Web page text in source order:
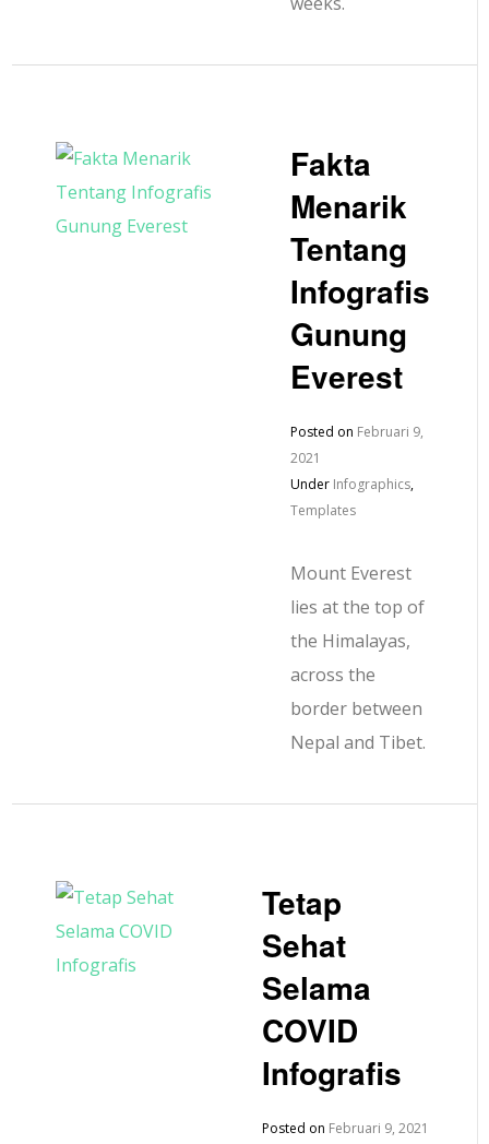
Fakta
Menarik
Tentang
Infografis
Gunung
Everest
Posted on Februari 9,
2021
Under Infographics,
Templates
Mount Everest
lies at the top of
the Himalayas,
across the
border between
Nepal and Tibet.
Tetap
Sehat
Selama
COVID
Infografis
Posted on Februari 9, 2021